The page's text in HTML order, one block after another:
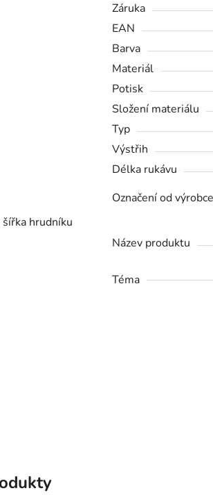
hrudníku
Záruka
EAN
Barva
Materiál
Potisk
Složení materiálu
Typ
Výstřih
Délka rukávu
Označení od výrobce
Název produktu
Téma